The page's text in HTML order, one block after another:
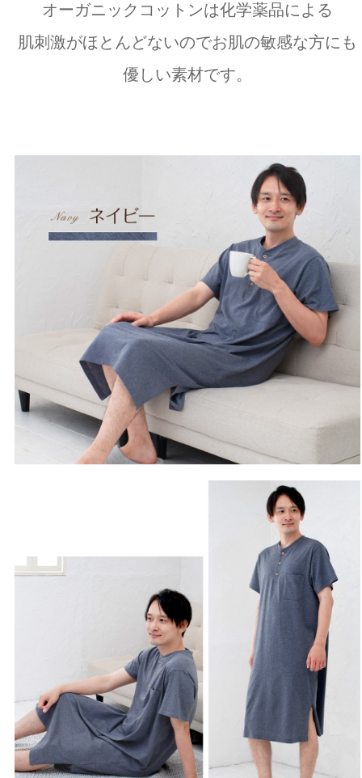
オーガニックコットンは化学薬品による
肌刺激がほとんどないのでお肌の敏感な方にも
優しい素材です。